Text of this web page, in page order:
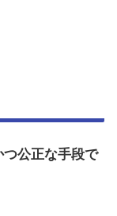
公正な手段で